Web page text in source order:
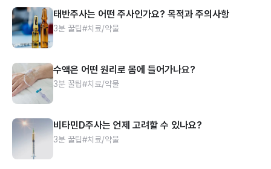
태반주사는 어떤 주사인가요? 목적과 주의사항
3분 꿀팁#치료/약물
수액은 어떤 원리로 몸에 들어가나요?
3분 꿀팁#치료/약물
비타민D주사는 언제 고려할 수 있나요?
3분 꿀팁#치료/약물